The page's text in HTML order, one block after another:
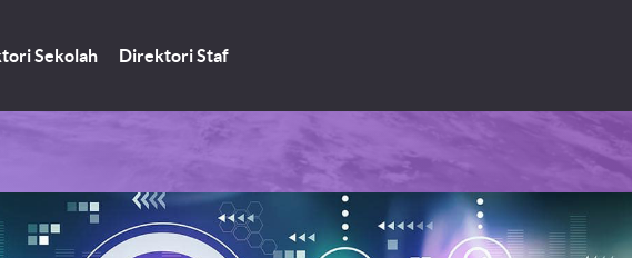
Sekolah Direktori Staf